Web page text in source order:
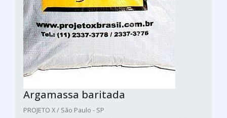
Argamassa baritada
PROJETO X / São Paulo - SP